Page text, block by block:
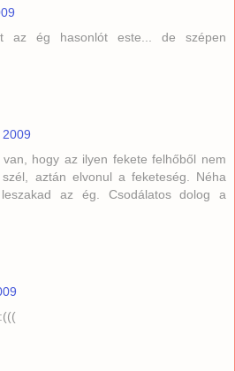
az ég hasonlót este... de szépen
hogy az ilyen fekete felhőből nem
aztán elvonul a feketeség. Néha
az ég. Csodálatos dolog a